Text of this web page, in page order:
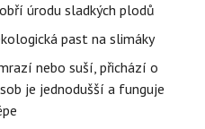
úrodu sladkých plodů
past na slimáky
nebo suší, přichází o
je jednodušší a funguje